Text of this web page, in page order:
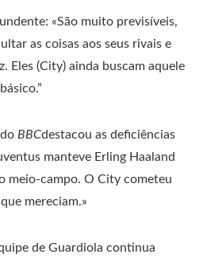
«São muito previsíveis,
as coisas aos seus rivais e
Eles (City) ainda buscam aquele
BBCdestacou as deficiências
manteve Erling Haaland
meio-campo. O City cometeu
mereciam.»
de Guardiola continua